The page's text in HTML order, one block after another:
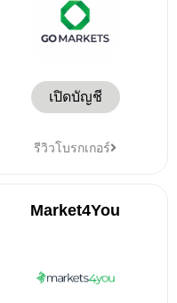
เปิดบัญชี
รีวิวโบรกเกอร์
Market4You